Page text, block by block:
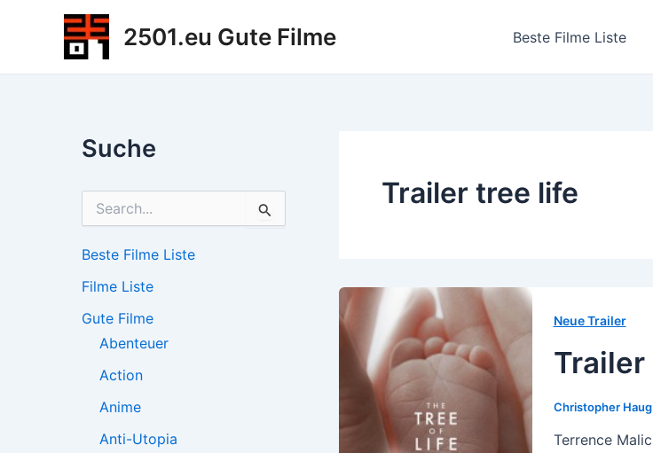
2501.eu Gute Filme Beste Filme Liste
Suche
h
n
a
Beste Filme Liste
Filme Liste
Gute Filme
Abenteuer
Action
Anime
Anti-Utopia
Trailer tree life
Neue Trailer
Trailer
Christopher Haug
Terrence